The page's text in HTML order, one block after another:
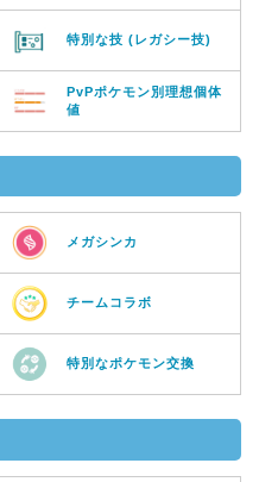
特別な技 (レガシー技)
PvPポケモン別理想個体
値
メガシンカ
チームコラボ
特別なポケモン交換